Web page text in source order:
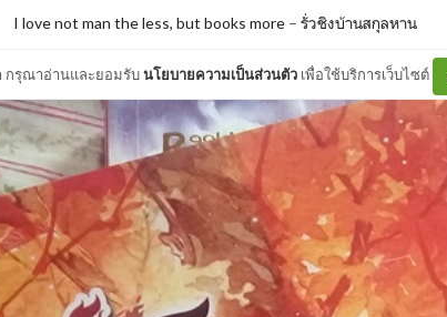
กรุณาอ่านและยอมรับนโยบายความเป็นส่วนตัว เพื่อใช้บริการเว็บไซต์
I love not man the less, but books more – รั่วชิงบ้านสกุลหาน